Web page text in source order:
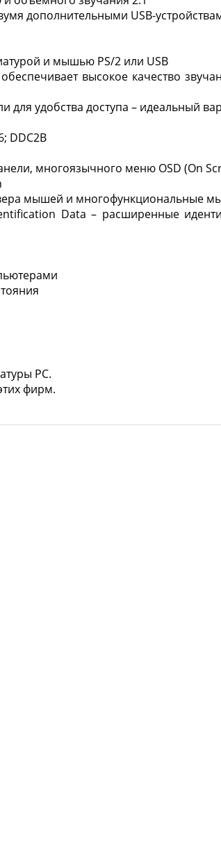
дополнительными USB-
и мышью PS/2 или USB
высокое качество
удобства доступа – идеальный
DDC2B
многоязычного меню OSD (On
мышей и многофункциональные
Data – расширенные
PC.
фирм.